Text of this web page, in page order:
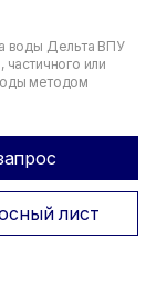
воды Дельта ВПУ
или
методом
лист